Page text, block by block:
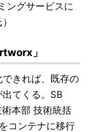
ングサービスに
」
きれば、既存の
てくる。SB
本部 技術統括
コンテナに移行